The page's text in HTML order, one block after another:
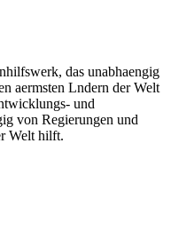
das unabhaengig
aermsten Lndern der Welt
und
von Regierungen und
Welt hilft.